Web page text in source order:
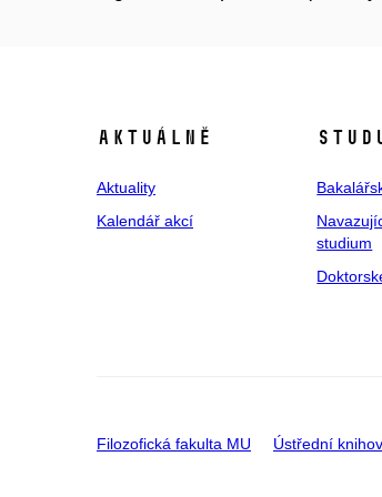
Aktuálně
Aktuality
Kalendář akcí
studium
Filozofická fakulta MU Ústřední